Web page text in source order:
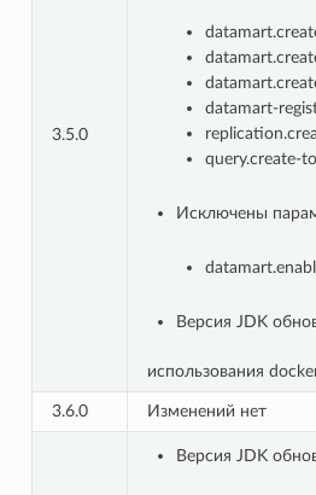
3.5.0
datamart-
query.create-
Исключены
Версия JDK
использования
3.6.0 Изменений нет
Версия JDK